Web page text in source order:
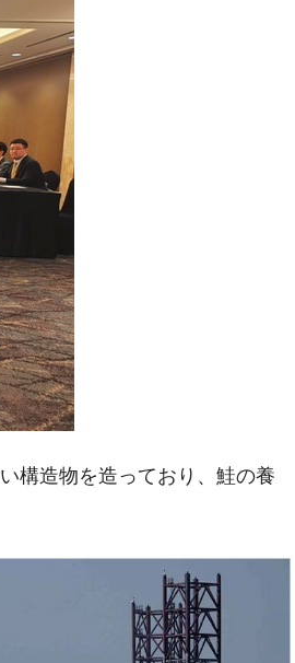
を蝕む。
PSIが示す現況は決して良くない。
ウォンを認定 ⇒ 総額3兆7,000億
と公示
したのでは。
売れている。6カ月で対前年同期比
て行け！」「極右勢力」のプラカー
名物教授も登場！
構造物を造っており、鮭の養